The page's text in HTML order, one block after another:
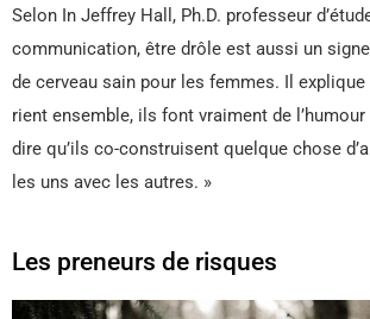
Selon In Jeffrey Hall, Ph.D. professeur
communication, être drôle est aussi un
de cerveau sain pour les femmes. Il explique
rient ensemble, ils font vraiment de l’humour
dire qu’ils co-construisent quelque chose
les uns avec les autres. »
Les preneurs de risques